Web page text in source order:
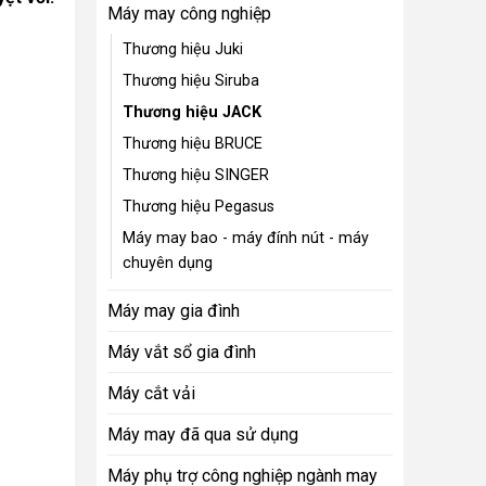
Máy may công nghiệp
Thương hiệu Juki
Thương hiệu Siruba
Thương hiệu JACK
Thương hiệu BRUCE
Thương hiệu SINGER
Thương hiệu Pegasus
Máy may bao - máy đính nút - máy
chuyên dụng
Máy may gia đình
Máy vắt sổ gia đình
Máy cắt vải
Máy may đã qua sử dụng
Máy phụ trợ công nghiệp ngành may